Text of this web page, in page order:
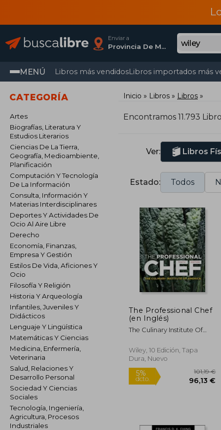
Enviar a
Provincia De Madrid
MENÚ Libros más vendidosLibros importados más
CATEGORÍA
Artes
Biografías, Literatura Y
Estudios Literarios
Ciencias De La Tierra,
Geografía, Medioambiente,
Planificación
Computación Y Tecnología
De La Información
Consulta, Información Y
Materias Interdisciplinares
Deportes Y Actividades De
Ocio Al Aire Libre
Derecho
Economía, Finanzas,
Empresa Y Gestión
Estilos De Vida, Aficiones Y
Ocio
Filosofía Y Religión
Historia Y Arqueología
Infantiles, Juveniles Y
Didácticos
Lenguaje Y Lingüística
Matemáticas Y Ciencias
Medicina, Enfermería,
Veterinaria
Salud, Relaciones Y
Desarrollo Personal
Sociedad Y Ciencias
Sociales
Tecnología, Ingeniería,
Agricultura, Procesos
Industriales
Inicio Libros Libros
Encontramos 11.793
Ver: Libros
Estado: Todos
The Professional Chef
(en Inglés)
The Culinary Institute Of
Wiley, 10 Edición, Tapa
Dura, Nuevo